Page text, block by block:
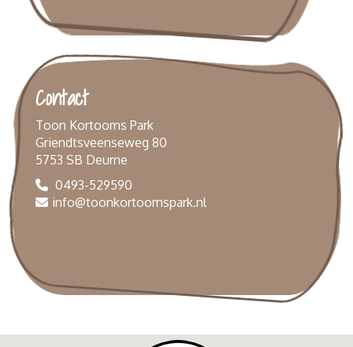
Contact
Toon Kortooms Park
Griendtsveenseweg 80
5753 SB Deurne
0493-529590
info@toonkortoomspark.nl